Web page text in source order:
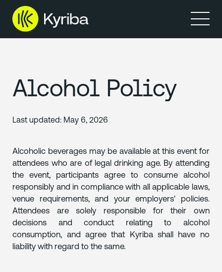
Prodotti
Resource
Alcohol Policy
Last updated: May 6, 2026
Alcoholic beverages may be available at this event for
attendees who are of legal drinking age. By attending
the event, participants agree to consume alcohol
responsibly and in compliance with all applicable laws,
venue requirements, and your employers' policies.
Attendees are solely responsible for their own
decisions and conduct relating to alcohol
consumption, and agree that Kyriba shall have no
liability with regard to the same.